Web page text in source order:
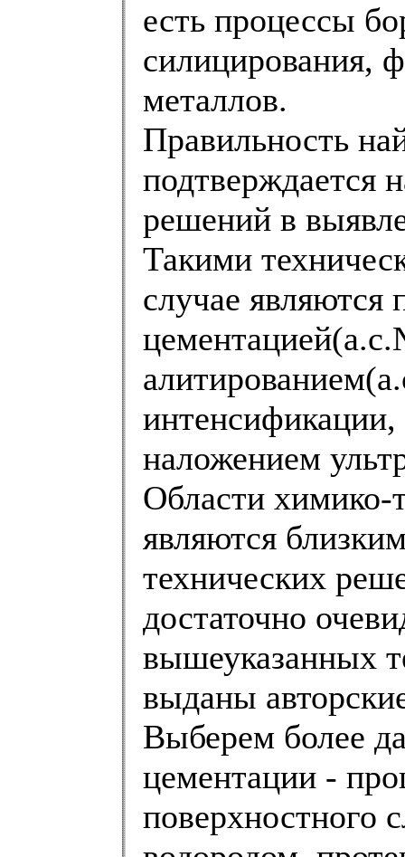
есть процессы
силицирования,
металлов.
Правильность
подтверждается
решений в
Такими
случае являются
наложением
Области химико-
являются
технических
достаточно
вышеуказанных
выданы
Выберем более
цементации -
поверхностного